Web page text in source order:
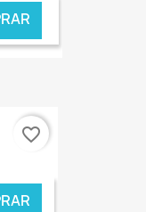
favorite_border